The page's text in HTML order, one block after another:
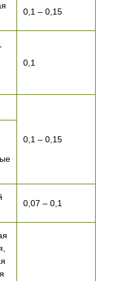
0,1 – 0,15
0,1
0,1 – 0,15
0,07 – 0,1